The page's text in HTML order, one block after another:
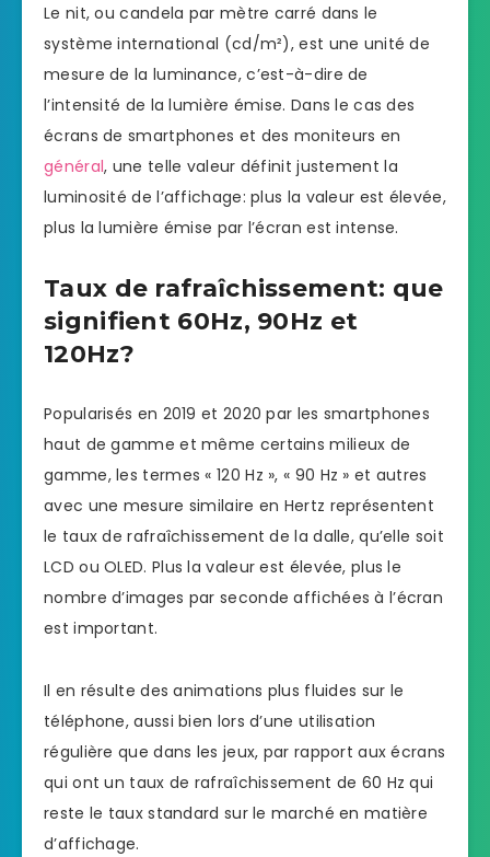
Le nit, ou candela par mètre carré dans le
système international (cd/m²), est une unité de
mesure de la luminance, c’est-à-dire de
l’intensité de la lumière émise. Dans le cas des
écrans de smartphones et des moniteurs en
général, une telle valeur définit justement la
luminosité de l’affichage: plus la valeur est élevée,
plus la lumière émise par l’écran est intense.
Taux de rafraîchissement: que
signifient 60Hz, 90Hz et
120Hz?
Popularisés en 2019 et 2020 par les smartphones
haut de gamme et même certains milieux de
gamme, les termes « 120 Hz », « 90 Hz » et autres
avec une mesure similaire en Hertz représentent
le taux de rafraîchissement de la dalle, qu’elle soit
LCD ou OLED. Plus la valeur est élevée, plus le
nombre d’images par seconde affichées à l’écran
est important.
Il en résulte des animations plus fluides sur le
téléphone, aussi bien lors d’une utilisation
régulière que dans les jeux, par rapport aux écrans
qui ont un taux de rafraîchissement de 60 Hz qui
reste le taux standard sur le marché en matière
d’affichage.